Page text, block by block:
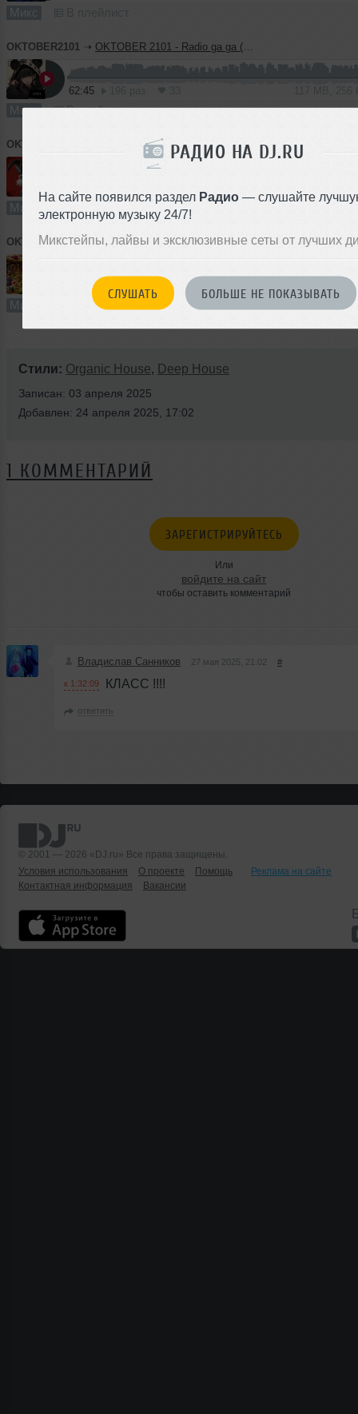
РАДИО НА DJ.RU
На сайте появился раздел Радио — слушайте
электронную музыку 24/7!
Микстейпы, лайвы и эксклюзивные сеты от лучших
СЛУШАТЬ БОЛЬШЕ НЕ ПОКАЗЫВАТЬ
Микс
OKTOBER2101 ➝ OKTOBER 2101 - Radio ga ga (vol 25)
62:45
Микс В плейлист
OKTOBER2101 OKTOBER 2101 - Disco mix #20
Микс
OKTOBER2101 ➝OKTOBER 2101 - Mistikal mix #55 (minimal)
61:35 35 114 MB,
Микс В плейлист (в 1 плейлисте)
Стили: Organic House, Deep House
Записан: 03 апреля 2025
Добавлен: 24 апреля 2025, 17:02
1 КОММЕНТАРИЙ
ЗАРЕГИСТРИРУЙТЕСЬ
Или
войдите на сайт
чтобы оставить комментарий
Владислав Санников 27 мая 2025, 21:02 #
к 1:32:09 КЛАСС !!!!
ответить
© 2001 — 2026 «DJ.ru» Все права защищены.
Условия использования
О проекте Помощь
Реклама на сайте
Контактная информация
Вакансии